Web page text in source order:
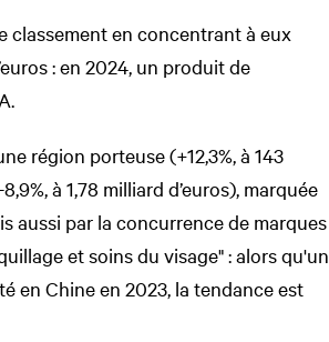
classement en concentrant à eux
: en 2024, un produit de
région porteuse (+12,3%, à 143
à 1,78 milliard d’euros), marquée
aussi par la concurrence de marques
et soins du visage" : alors qu'un
en Chine en 2023, la tendance est